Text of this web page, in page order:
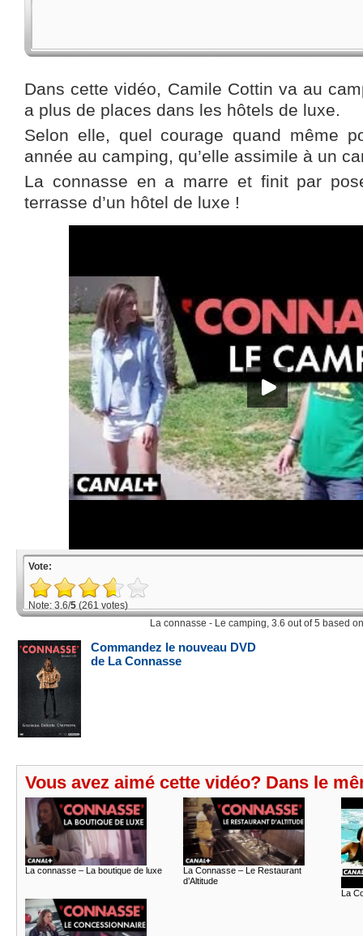
Dans cette vidéo, Camile Cottin va au
a plus de places dans les hôtels de luxe.
Selon elle, quel courage quand même
année au camping, qu’elle assimile à un
La connasse en a marre et finit par
terrasse d’un hôtel de luxe !
Vote:
Note: 3.6/5 (261 votes)
La connasse - Le camping, 3.6 out of5 based
Commandez le nouveau DVD
de La Connasse
Vous avez aimé cette vidéo? Dans le
La connasse – La boutique de luxe
La Connasse – Le Restaurant
d’Altitude
La